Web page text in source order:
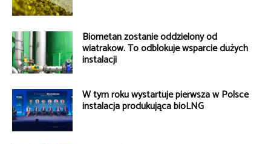
Biometan zostanie oddzielony od
wiatraków. To odblokuje wsparcie dużych
instalacji
W tym roku wystartuje pierwsza w Polsce
instalacja produkująca bioLNG